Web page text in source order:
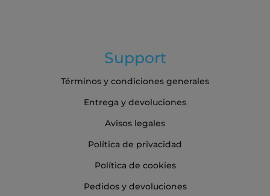
Support
Términos y condiciones generales
Entrega y devoluciones
Avisos legales
Política de privacidad
Política de cookies
Pedidos y devoluciones